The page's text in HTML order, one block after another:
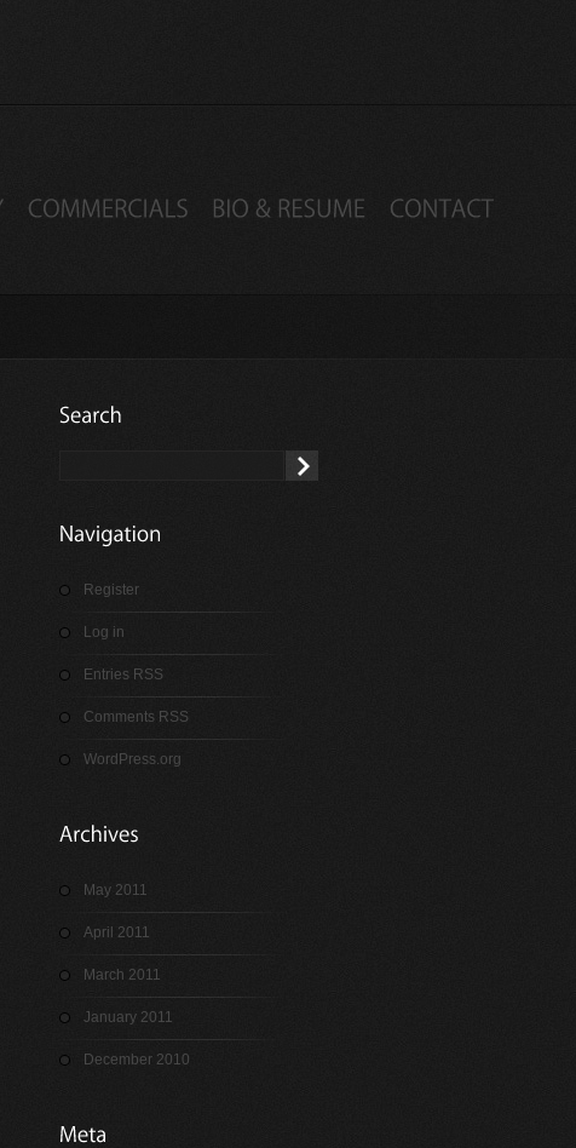
Register
Log in
Entries RSS
Comments RSS
WordPress.org
May 2011
April 2011
March 2011
January 2011
December 2010